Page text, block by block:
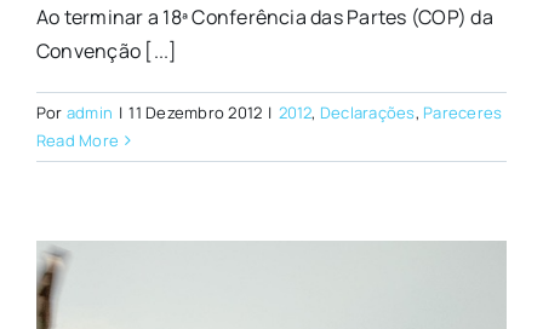
Ao terminar a 18ª Conferência das Partes (COP) da
Convenção [...]
Por admin | 11 Dezembro 2012 | 2012, Declarações, Pareceres
Read More